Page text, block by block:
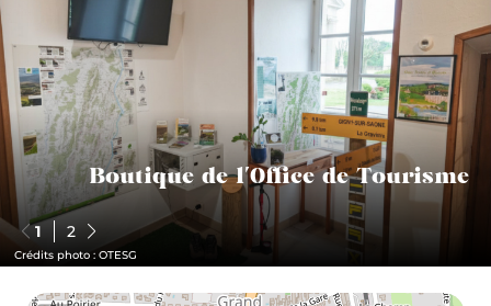
Crédits photo : OTESG
Boutique de l'Office de Tourisme
1 2